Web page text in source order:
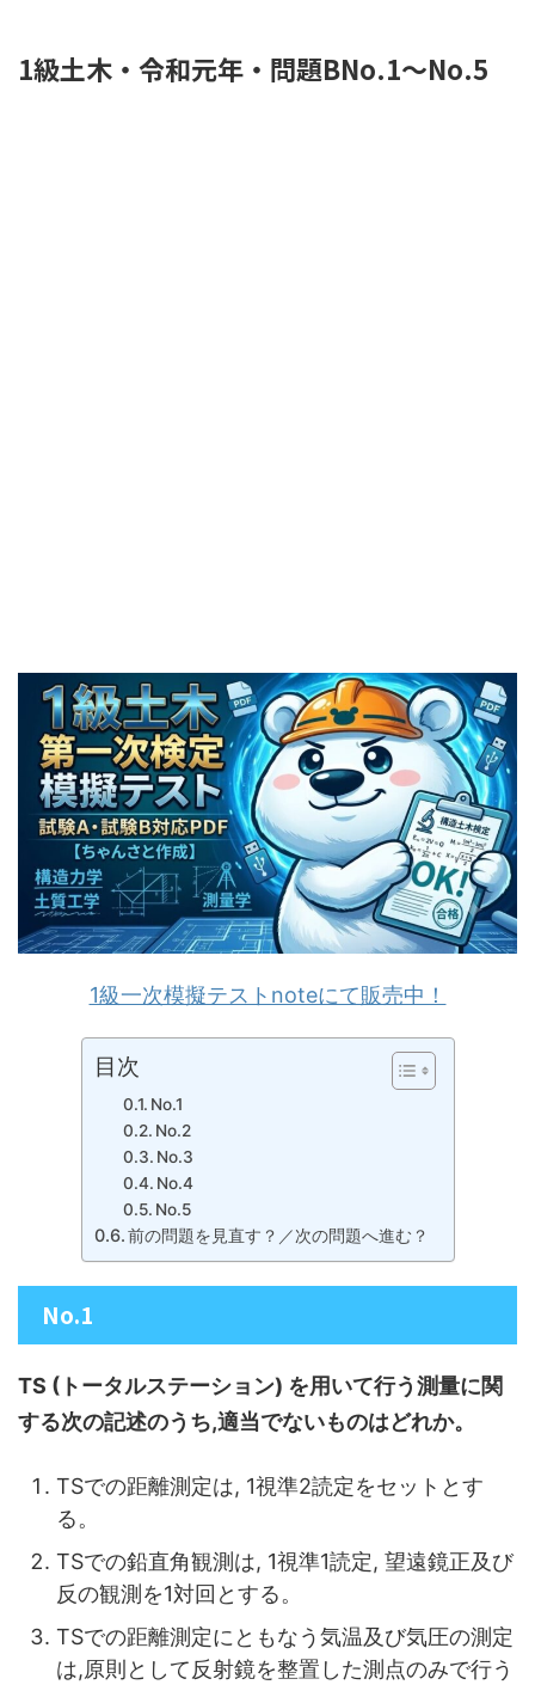
1級土木・令和元年・問題BNo.1～No.5
1級一次模擬テストnoteにて販売中！
目次
No.1
No.2
No.3
No.4
No.5
前の問題を見直す？／次の問題へ進む？
No.1
TS (トータルステーション) を用いて行う測量に関
する次の記述のうち,適当でないものはどれか。
TSでの距離測定は, 1視準2読定をセットとす
る。
TSでの鉛直角観測は, 1視準1読定, 望遠鏡正及び
反の観測を1対回とする。
TSでの距離測定にともなう気温及び気圧の測定
は,原則として反射鏡を整置した測点のみで行う